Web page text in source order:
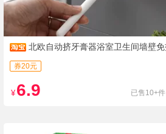
北欧自动挤牙膏器浴室卫生间墙壁
孔定量挤出简约懒人牙膏架
券20元
¥ 6.9 已售10+件